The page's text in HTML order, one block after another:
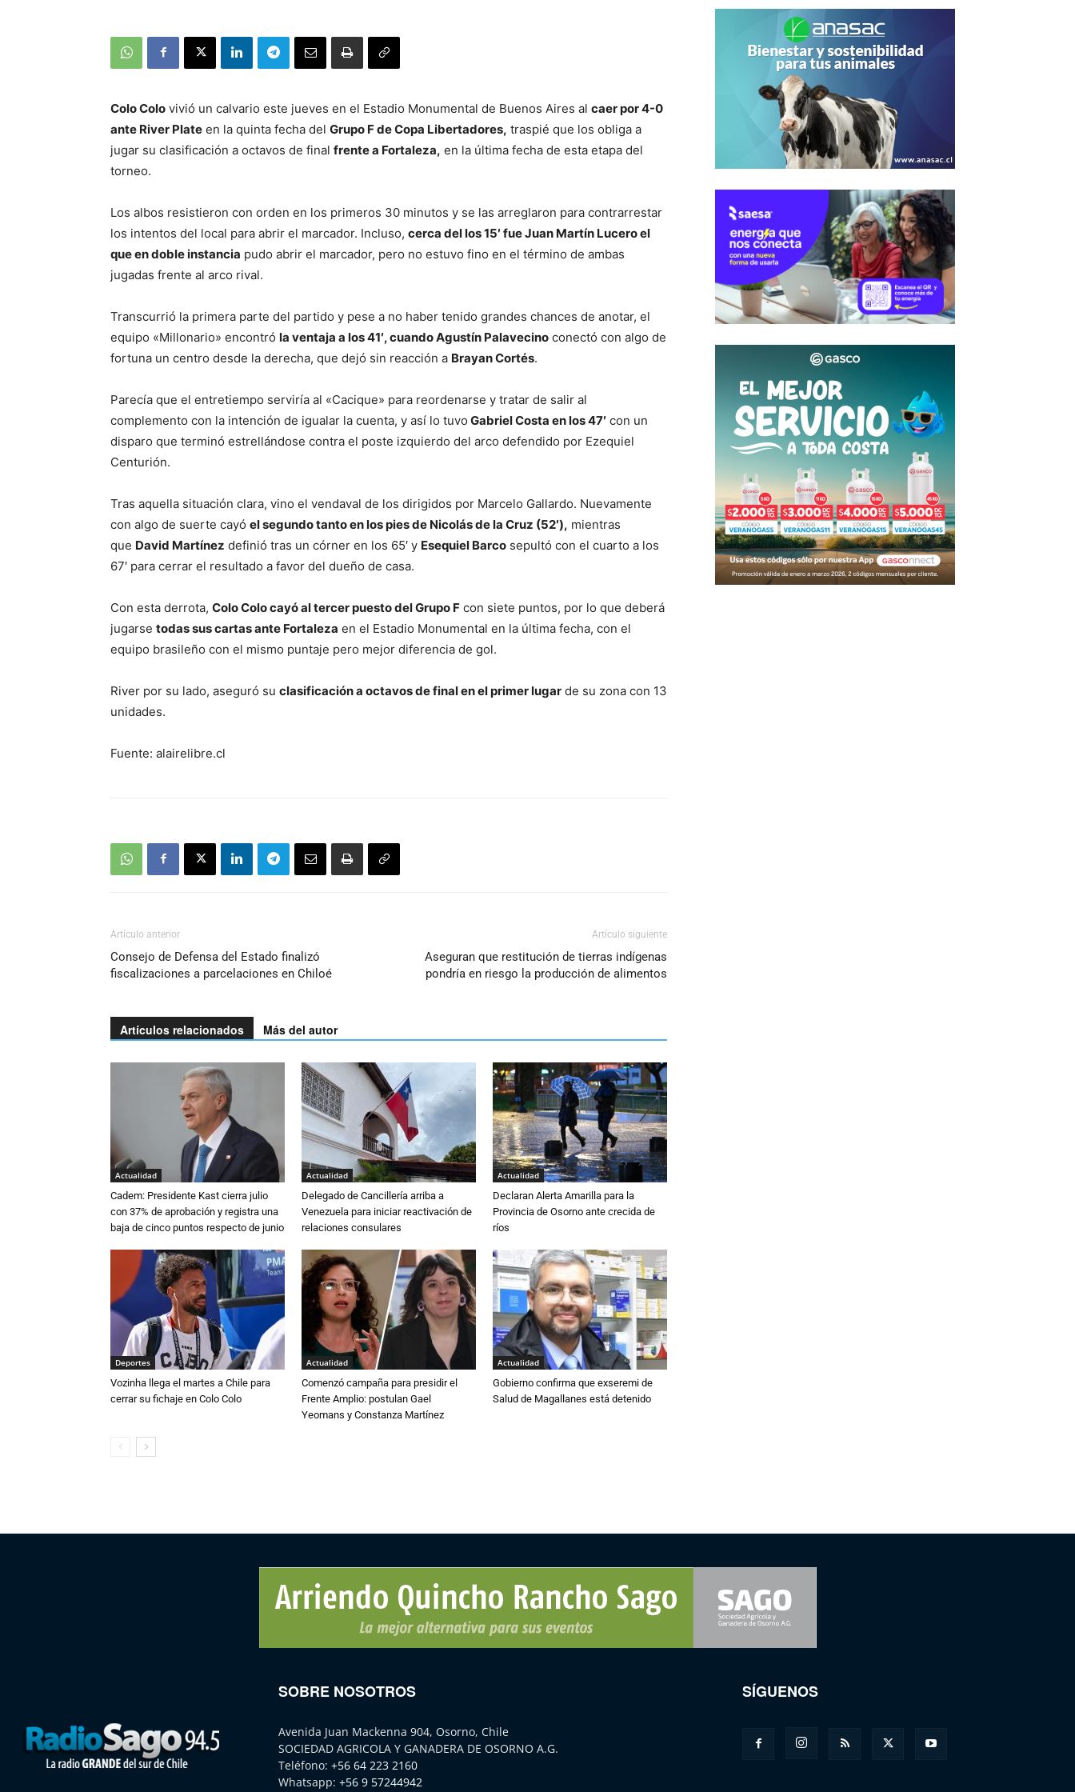
Colo Colo vivió un calvario este jueves en el Estadio Monumental de Buenos Aires al caer por 4-0
ante River Plate en la quinta fecha del Grupo F de Copa Libertadores, traspié que los obliga a
jugar su clasificación a octavos de final frente a Fortaleza, en la última fecha de esta etapa del
torneo.
Los albos resistieron con orden en los primeros 30 minutos y se las arreglaron para contrarrestar
los intentos del local para abrir el marcador. Incluso, cerca del los 15′ fue Juan Martín Lucero el
que en doble instancia pudo abrir el marcador, pero no estuvo fino en el término de ambas
jugadas frente al arco rival.
Transcurrió la primera parte del partido y pese a no haber tenido grandes chances de anotar, el
equipo «Millonario» encontró la ventaja a los 41′, cuando Agustín Palavecino conectó con algo de
fortuna un centro desde la derecha, que dejó sin reacción a Brayan Cortés.
Parecía que el entretiempo serviría al «Cacique» para reordenarse y tratar de salir al
complemento con la intención de igualar la cuenta, y así lo tuvo Gabriel Costa en los 47′ con un
disparo que terminó estrellándose contra el poste izquierdo del arco defendido por Ezequiel
Centurión.
Tras aquella situación clara, vino el vendaval de los dirigidos por Marcelo Gallardo. Nuevamente
con algo de suerte cayó el segundo tanto en los pies de Nicolás de la Cruz (52′), mientras
que David Martínez definió tras un córner en los 65′ y Esequiel Barco sepultó con el cuarto a los
67′ para cerrar el resultado a favor del dueño de casa.
Con esta derrota, Colo Colo cayó al tercer puesto del Grupo F con siete puntos, por lo que deberá
jugarse todas sus cartas ante Fortaleza en el Estadio Monumental en la última fecha, con el
equipo brasileño con el mismo puntaje pero mejor diferencia de gol.
River por su lado, aseguró su clasificación a octavos de final en el primer lugar de su zona con 13
unidades.
Fuente: alairelibre.cl
Artículo anterior
Consejo de Defensa del Estado finalizó
fiscalizaciones a parcelaciones en Chiloé
Artículo siguiente
Aseguran que restitución de tierras indígenas
pondría en riesgo la producción de alimentos
Artículos relacionados Más del autor
Actualidad
Cadem: Presidente Kast cierra julio
con 37% de aprobación y registra una
baja de cinco puntos respecto de junio
Actualidad
Delegado de Cancillería arriba a
Venezuela para iniciar reactivación de
relaciones consulares
Actualidad
Declaran Alerta Amarilla para la
Provincia de Osorno ante crecida de
ríos
Deportes
Vozinha llega el martes a Chile para
cerrar su fichaje en Colo Colo
Actualidad
Comenzó campaña para presidir el
Frente Amplio: postulan Gael
Yeomans y Constanza Martínez
Actualidad
Gobierno confirma que exseremi de
Salud de Magallanes está detenido
SOBRE NOSOTROS
Avenida Juan Mackenna 904, Osorno, Chile
SOCIEDAD AGRICOLA Y GANADERA DE OSORNO A.G.
Teléfono: +56 64 223 2160
Whatsapp: +56 9 57244942
SÍGUENOS